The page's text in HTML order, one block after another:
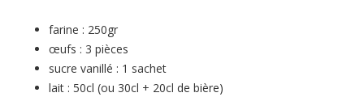
farine : 250gr
œufs : 3 pièces
sucre vanillé : 1 sachet
lait : 50cl (ou 30cl + 20cl de bière)